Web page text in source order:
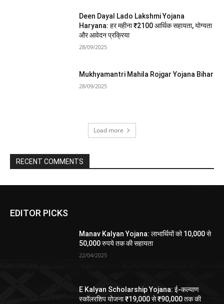
Deen Dayal Lado Lakshmi Yojana
Haryana: हर महीना ₹2100 आर्थिक सहायता, योग्यता
और आवेदन प्रक्रिया
28/09/2025
Mukhyamantri Mahila Rojgar Yojana Bihar
28/09/2025
Load more
RECENT COMMENTS
EDITOR PICKS
Manav Kalyan Yojana: लाभार्थियों को 10,000 से
50,000 रुपये तक की सहायता
22/04/2025
E Kalyan Scholarship Yojana: ई-कल्याण
स्कॉलरशिप योजना ₹19,000 से ₹90,000 तक की